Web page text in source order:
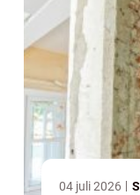
04 juli 2026